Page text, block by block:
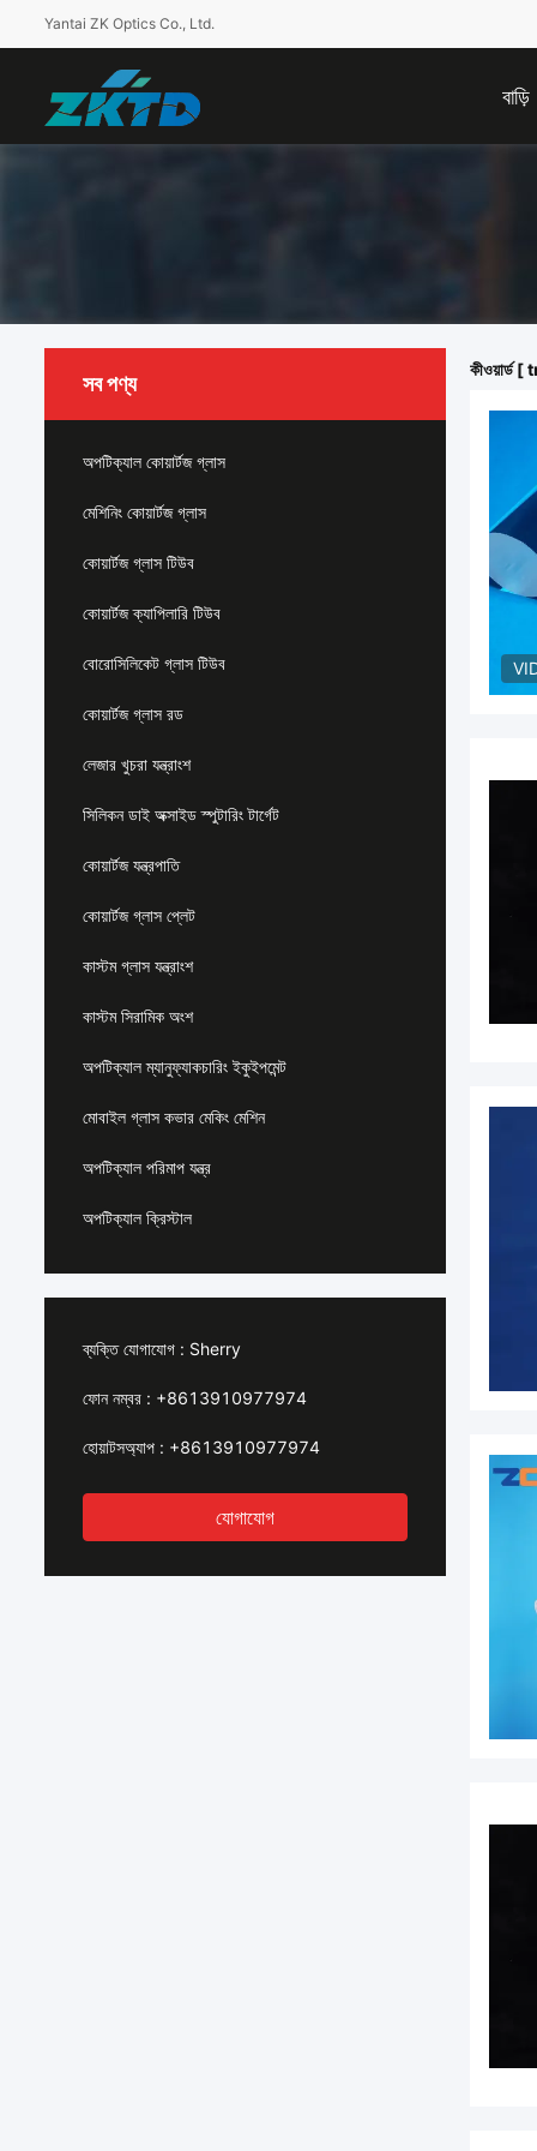
Yantai ZK Optics Co., Ltd.
বাড়ি
সব পণ্য
অপটিক্যাল কোয়ার্টজ গ্লাস
মেশিনিং কোয়ার্টজ গ্লাস
কোয়ার্টজ গ্লাস টিউব
কোয়ার্টজ ক্যাপিলারি টিউব
বোরোসিলিকেট গ্লাস টিউব
কোয়ার্টজ গ্লাস রড
লেজার খুচরা যন্ত্রাংশ
সিলিকন ডাই অক্সাইড স্পুটারিং টার্গেট
কোয়ার্টজ যন্ত্রপাতি
কোয়ার্টজ গ্লাস প্লেট
কাস্টম গ্লাস যন্ত্রাংশ
কাস্টম সিরামিক অংশ
অপটিক্যাল ম্যানুফ্যাকচারিং ইকুইপমেন্ট
মোবাইল গ্লাস কভার মেকিং মেশিন
অপটিক্যাল পরিমাপ যন্ত্র
অপটিক্যাল ক্রিস্টাল
ব্যক্তি যোগাযোগ : Sherry
ফোন নম্বর : +8613910977974
হোয়াটসঅ্যাপ : +8613910977974
যোগাযোগ